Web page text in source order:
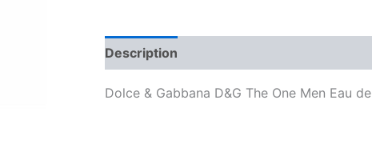
Description
Dolce & Gabbana D&G The One Men Eau